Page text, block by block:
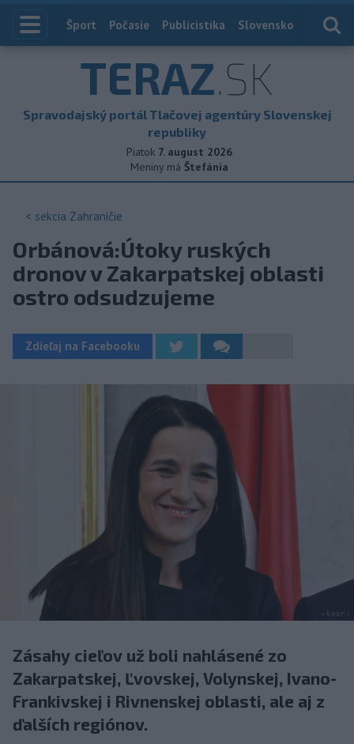
Index
Šport Počasie Publicistika Slovensko
TERAZ.SK
Spravodajský portál Tlačovej agentúry Slovenskej
republiky
Piatok 7. august 2026
Meniny má Štefánia
< sekcia Zahraničie
Orbánová:Útoky ruských
dronov v Zakarpatskej oblasti
ostro odsudzujeme
Zdieľaj na Facebooku
Zásahy cieľov už boli nahlásené zo
Zakarpatskej, Ľvovskej, Volynskej, Ivano-
Frankivskej i Rivnenskej oblasti, ale aj z
ďalších regiónov.